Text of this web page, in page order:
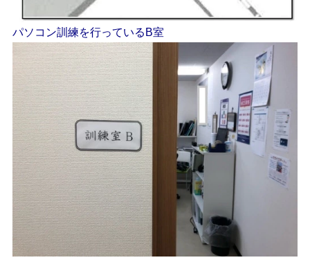
パソコン訓練を行っているB室